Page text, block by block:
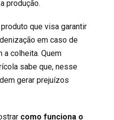
produção.
que visa garantir
em caso de
colheita. Quem
sabe que, nesse
gerar prejuízos
como funciona o